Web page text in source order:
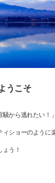
うこそ
騒から逃れたい！
ィショーのように
う！